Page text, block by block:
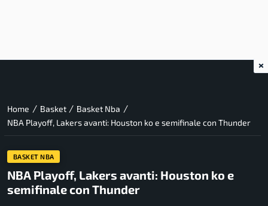
Home / Basket / Basket Nba /
NBA Playoff, Lakers avanti: Houston ko e semifinale con Thunder
BASKET NBA
NBA Playoff, Lakers avanti: Houston ko e
semifinale con Thunder
×